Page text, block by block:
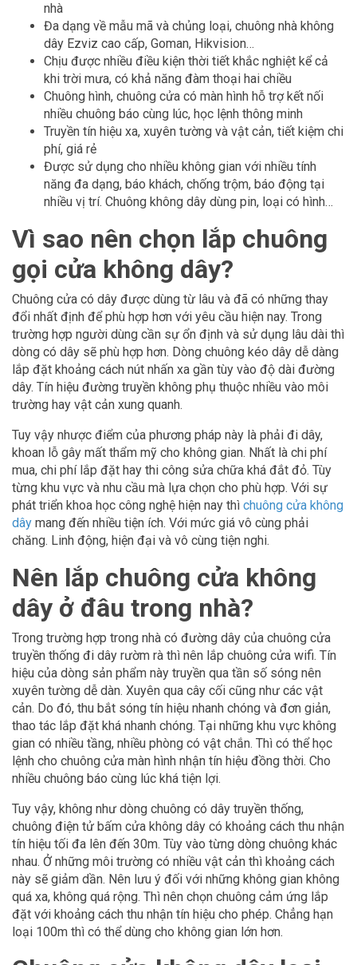
nhà
Đa dạng về mẫu mã và chủng loại, chuông nhà không
dây Ezviz cao cấp, Goman, Hikvision…
Chịu được nhiều điều kiện thời tiết khắc nghiệt kể cả
khi trời mưa, có khả năng đàm thoại hai chiều
Chuông hình, chuông cửa có màn hình hỗ trợ kết nối
nhiều chuông báo cùng lúc, học lệnh thông minh
Truyền tín hiệu xa, xuyên tường và vật cản, tiết kiệm chi
phí, giá rẻ
Được sử dụng cho nhiều không gian với nhiều tính
năng đa dạng, báo khách, chống trộm, báo động tại
nhiều vị trí. Chuông không dây dùng pin, loại có hình…
Vì sao nên chọn lắp chuông
gọi cửa không dây?
Chuông cửa có dây được dùng từ lâu và đã có những thay
đổi nhất định để phù hợp hơn với yêu cầu hiện nay. Trong
trường hợp người dùng cần sự ổn định và sử dụng lâu dài thì
dòng có dây sẽ phù hợp hơn. Dòng chuông kéo dây dễ dàng
lắp đặt khoảng cách nút nhấn xa gần tùy vào độ dài đường
dây. Tín hiệu đường truyền không phụ thuộc nhiều vào môi
trường hay vật cản xung quanh.
Tuy vậy nhược điểm của phương pháp này là phải đi dây,
khoan lỗ gây mất thẩm mỹ cho không gian. Nhất là chi phí
mua, chi phí lắp đặt hay thi công sửa chữa khá đắt đỏ. Tùy
từng khu vực và nhu cầu mà lựa chọn cho phù hợp. Với sự
phát triển khoa học công nghệ hiện nay thì chuông cửa không
dây mang đến nhiều tiện ích. Với mức giá vô cùng phải
chăng. Linh động, hiện đại và vô cùng tiện nghi.
Nên lắp chuông cửa không
dây ở đâu trong nhà?
Trong trường hợp trong nhà có đường dây của chuông cửa
truyền thống đi dây rườm rà thì nên lắp chuông cửa wifi. Tín
hiệu của dòng sản phẩm này truyền qua tần số sóng nên
xuyên tường dễ dàn. Xuyên qua cây cối cũng như các vật
cản. Do đó, thu bắt sóng tín hiệu nhanh chóng và đơn giản,
thao tác lắp đặt khá nhanh chóng. Tại những khu vực không
gian có nhiều tầng, nhiều phòng có vật chắn. Thì có thể học
lệnh cho chuông cửa màn hình nhận tín hiệu đồng thời. Cho
nhiều chuông báo cùng lúc khá tiện lợi.
Tuy vậy, không như dòng chuông có dây truyền thống,
chuông điện tử bấm cửa không dây có khoảng cách thu nhận
tín hiệu tối đa lên đến 30m. Tùy vào từng dòng chuông khác
nhau. Ở những môi trường có nhiều vật cản thì khoảng cách
này sẽ giảm dần. Nên lưu ý đối với những không gian không
quá xa, không quá rộng. Thì nên chọn chuông cảm ứng lắp
đặt với khoảng cách thu nhận tín hiệu cho phép. Chẳng hạn
loại 100m thì có thể dùng cho không gian lớn hơn.